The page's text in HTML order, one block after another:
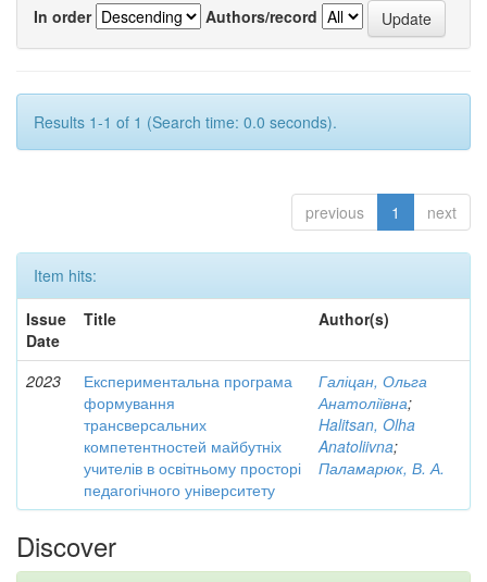
In order
Authors/record
Results 1-1 of 1 (Search time: 0.0 seconds).
previous 1 next
Item hits:
Issue
Date
Title Author(s)
2023
Експериментальна програма
формування
трансверсальних
компетентностей майбутніх
учителів в освітньому просторі
педагогічного університету
Галіцан, Ольга
Анатоліївна;
Halitsan, Olha
Anatoliivna;
Паламарюк, В. А.
Discover